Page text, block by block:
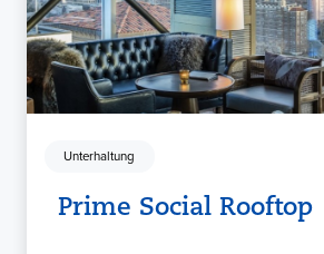
Unterhaltung
Prime Social Rooftop